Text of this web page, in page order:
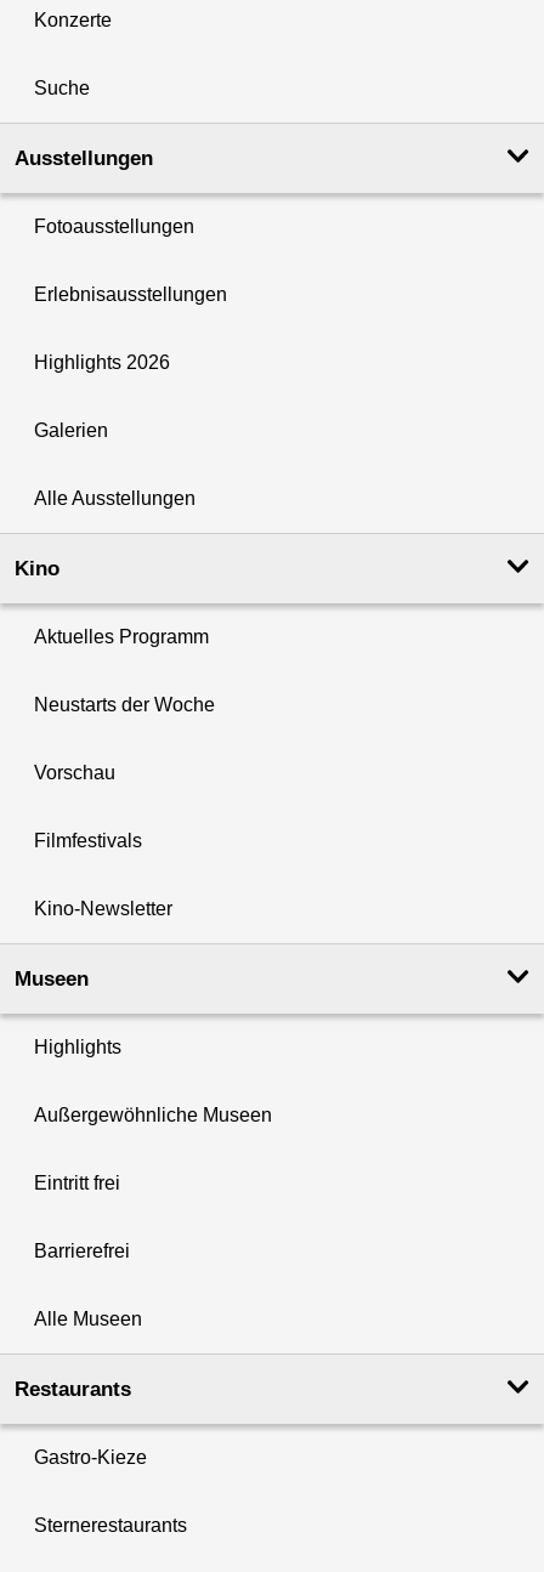
Konzerte
Suche
Ausstellungen
Fotoausstellungen
Erlebnisausstellungen
Highlights 2026
Galerien
Alle Ausstellungen
Kino
Aktuelles Programm
Neustarts der Woche
Vorschau
Filmfestivals
Kino-Newsletter
Museen
Highlights
Außergewöhnliche Museen
Eintritt frei
Barrierefrei
Alle Museen
Restaurants
Gastro-Kieze
Sternerestaurants